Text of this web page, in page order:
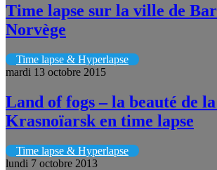
Time lapse sur la ville de
Norvège
Time lapse & Hyperlapse
mardi 13 octobre 2015
Land of fogs – la beauté de
Krasnoïarsk en time lapse
Time lapse & Hyperlapse
lundi 7 octobre 2013